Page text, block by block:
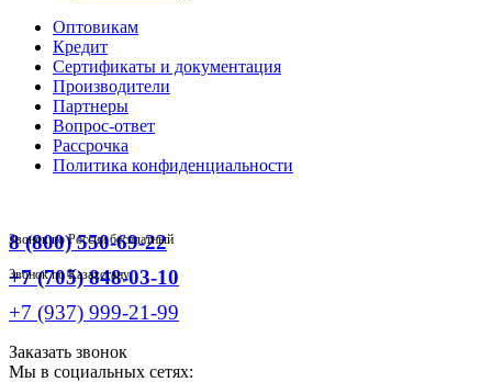
Оптовикам
Кредит
Сертификаты и документация
Производители
Партнеры
Вопрос-ответ
Рассрочка
Политика конфиденциальности
8 (800) 550-69-22
Звонок по России бесплатный
+7 (705) 848-03-10
Звонок по Казахстану
+7 (937) 999-21-99
Заказать звонок
Мы в социальных сетях: